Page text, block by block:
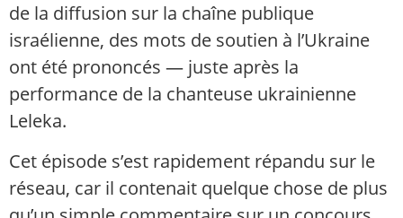
de la diffusion sur la chaîne publique
israélienne, des mots de soutien à l’Ukraine
ont été prononcés — juste après la
performance de la chanteuse ukrainienne
Leleka.
Cet épisode s’est rapidement répandu sur le
réseau, car il contenait quelque chose de plus